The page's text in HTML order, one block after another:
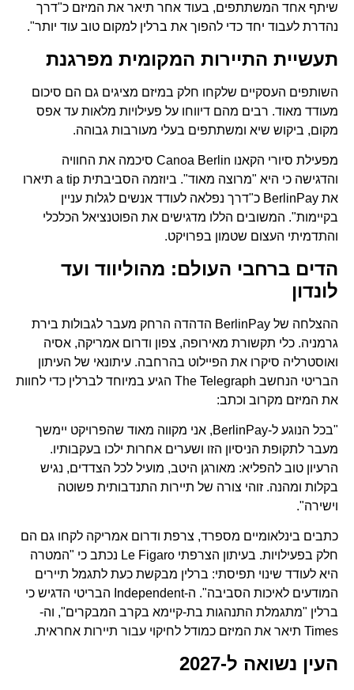
שיתף אחד המשתתפים, בעוד אחר תיאר את המיזם כ"דרך
נהדרת לעבוד יחד כדי להפוך את ברלין למקום טוב עוד יותר".
תעשיית התיירות המקומית מפרגנת
השותפים העסקיים שלקחו חלק במיזם מציגים גם הם סיכום
מעודד מאוד. רבים מהם דיווחו על פעילויות מלאות עד אפס
מקום, ביקוש שיא ומשתתפים בעלי מעורבות גבוהה.
מפעילת סיורי הקאנו Canoa Berlin סיכמה את החוויה
והדגישה כי היא "מרוצה מאוד". ביוזמה הסביבתית a tip תיארו
את BerlinPay כ"דרך נפלאה לעודד אנשים לגלות עניין
בקיימות". המשובים הללו מדגישים את הפוטנציאל הכלכלי
והתדמיתי העצום שטמון בפרויקט.
הדים ברחבי העולם: מהוליווד ועד
לונדון
ההצלחה של BerlinPay הדהדה הרחק מעבר לגבולות בירת
גרמניה. כלי תקשורת מאירופה, צפון ודרום אמריקה, אסיה
ואוסטרליה סיקרו את הפיילוט בהרחבה. עיתונאי של העיתון
הבריטי הנחשב The Telegraph הגיע במיוחד לברלין כדי לחוות
את המיזם מקרוב וכתב:
"בכל הנוגע ל-BerlinPay, אני מקווה מאוד שהפרויקט יימשך
מעבר לתקופת הניסיון הזו ושערים אחרות ילכו בעקבותיו.
הרעיון טוב להפליא: מאורגן היטב, מועיל לכל הצדדים, נגיש
בקלות ומהנה. זוהי צורה של תיירות התנדבותית פשוטה
וישירה".
כתבים בינלאומיים מספרד, צרפת ודרום אמריקה לקחו גם הם
חלק בפעילויות. בעיתון הצרפתי Le Figaro נכתב כי "המטרה
היא לעודד שינוי תפיסתי: ברלין מבקשת כעת לתגמל תיירים
המודעים לאיכות הסביבה". ה-Independent הבריטי הדגיש כי
ברלין "מתגמלת התנהגות בת-קיימא בקרב המבקרים", וה-
Times תיאר את המיזם כמודל לחיקוי עבור תיירות אחראית.
העין נשואה ל-2027